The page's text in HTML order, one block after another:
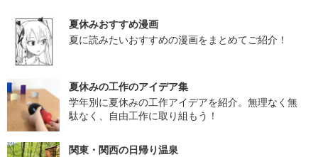
夏休みおすすめ漫画
夏に読みたいおすすめの漫画をまとめてご紹介！
夏休みの工作のアイデア集
学年別に夏休みの工作アイデアを紹介。無理なく無
駄なく、自由工作に取り組もう！
関東・関西の日帰り温泉